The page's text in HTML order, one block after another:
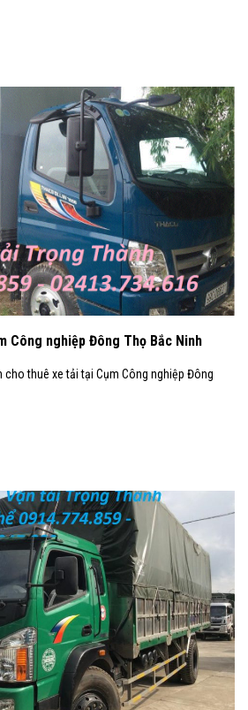
Công nghiệp Đông Thọ Bắc Ninh
cho thuê xe tải tại Cụm Công nghiệp Đông